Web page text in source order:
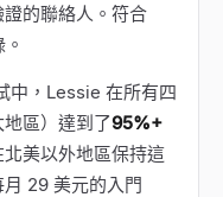
的聯絡人。符合
中，Lessie 在所有四
區）達到了95%+
美以外地區保持這
29 美元的入門